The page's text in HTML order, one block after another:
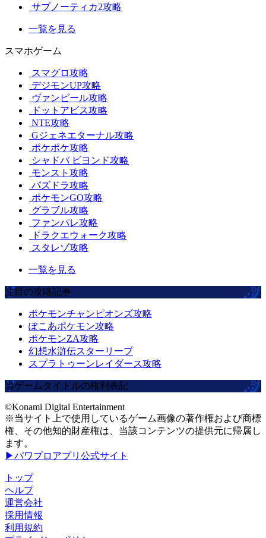
サブノーティカ2攻略
一覧を見る
スマホゲーム
スマグロ攻略
デジモンUP攻略
ヴァンピール攻略
ドットアビス攻略
NTE攻略
Gジェネエターナル攻略
ポケポケ攻略
シャドバ ビヨンド攻略
モンスト攻略
パズドラ攻略
ポケモンGO攻略
グラブル攻略
ファンパレ攻略
ドラクエウォーク攻略
スタレゾ攻略
一覧を見る
注目の攻略記事
ポケモンチャンピオンズ攻略
ぽこあポケモン攻略
ポケモンZA攻略
幻想水滸伝スターリープ
スプラトゥーンレイダース攻略
当ゲームタイトルの権利表記
©Konami Digital Entertainment
※当サイト上で使用しているゲーム画像の著作権および商標
権、その他知的財産権は、当該コンテンツの提供元に帰属し
ます。
▶パワプロアプリ公式サイト
トップ
ヘルプ
運営会社
採用情報
利用規約